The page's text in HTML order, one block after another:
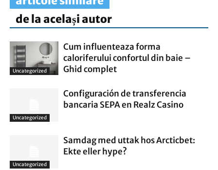
de la același autor
Uncategorized
Cum influenteaza forma
caloriferului confortul din baie –
Ghid complet
Uncategorized
Configuración de transferencia
bancaria SEPA en Realz Casino
Uncategorized
Samdag med uttak hos Arcticbet:
Ekte eller hype?